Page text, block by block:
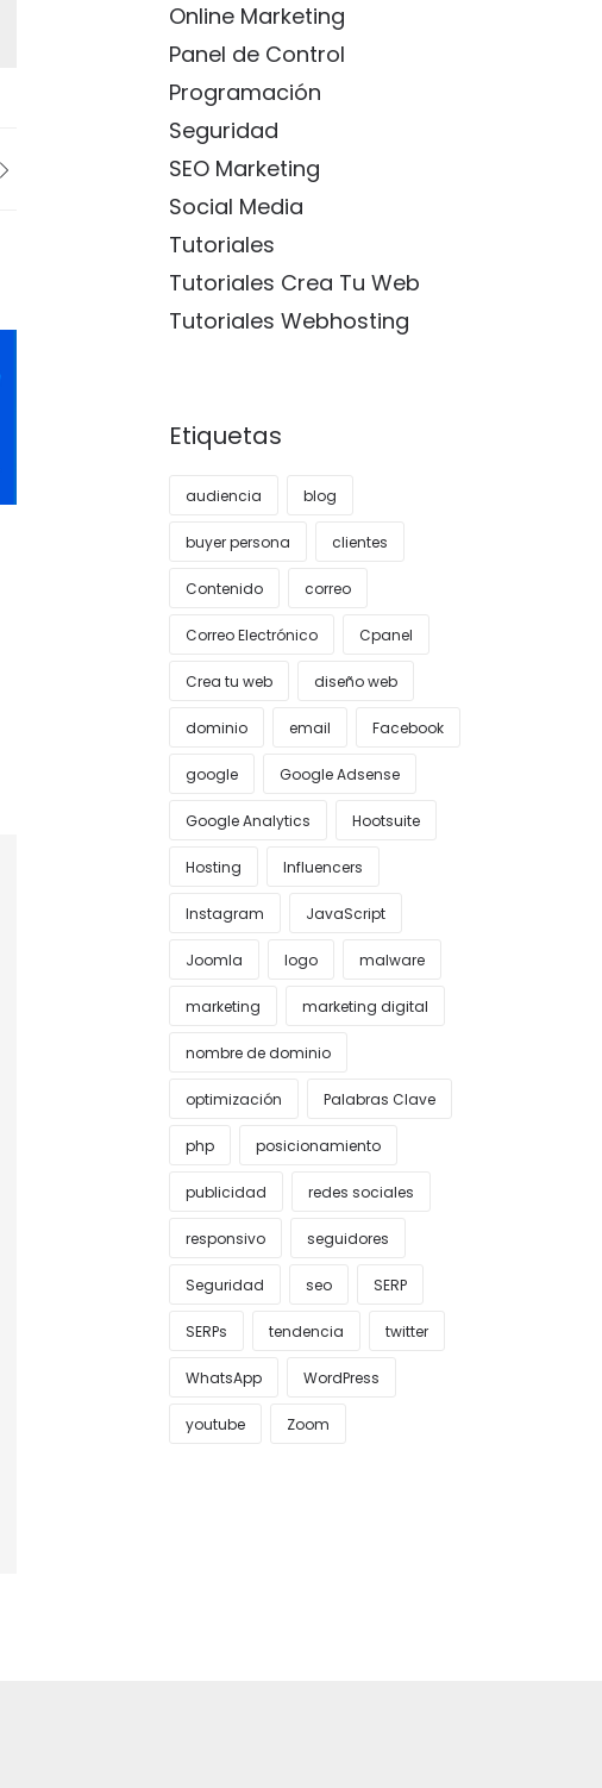
Online Marketing
Panel de Control
Programación
Seguridad
SEO Marketing
Social Media
Tutoriales
Tutoriales Crea Tu Web
Tutoriales Webhosting
Etiquetas
audiencia blog
buyer persona clientes
Contenido correo
Correo Electrónico Cpanel
Crea tu web diseño web
dominio email Facebook
google Google Adsense
Google Analytics Hootsuite
Hosting Influencers
Instagram JavaScript
Joomla logo malware
marketing marketing digital
nombre de dominio
optimización Palabras Clave
php posicionamiento
publicidad redes sociales
responsivo seguidores
Seguridad seo SERP
SERPs tendencia twitter
WhatsApp WordPress
youtube Zoom